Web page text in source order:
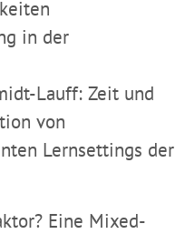
in der
Lauff: Zeit und
von
Lernsettings der
Eine Mixed-